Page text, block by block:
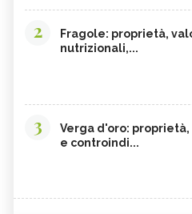
2
Fragole: proprietà,
nutrizionali,...
3
Verga d'oro: proprietà,
e controindi...